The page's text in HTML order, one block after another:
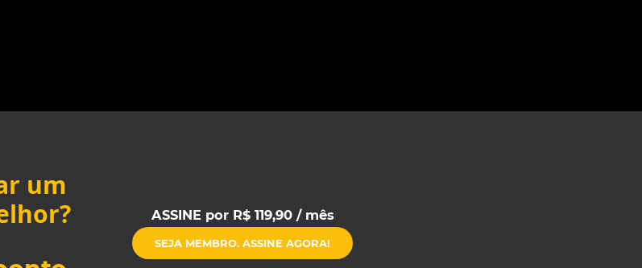
um
ASSINE por R$ 119,90 / mês
SEJA MEMBRO. ASSINE AGORA!